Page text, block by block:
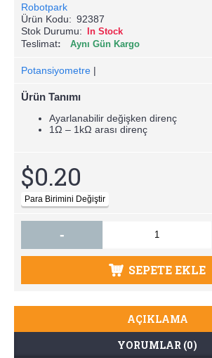
Robotpark
Ürün Kodu: 92387
Stok Durumu: In Stock
Teslimat
Aynı Gün Kargo
Potansiyometre |
Ürün Tanımı
Ayarlanabilir değişken direnç
1Ω – 1kΩ arası direnç
$0.20
-
SEPETE EKLE
AÇIKLAMA
YORUMLAR (0)